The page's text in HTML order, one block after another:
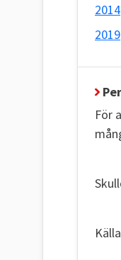
2014
2019
För